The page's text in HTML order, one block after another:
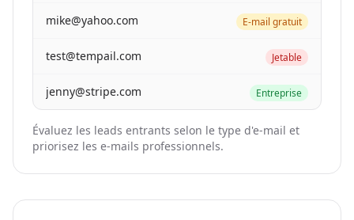
mike@yahoo.com E-mail gratuit
test@tempail.com Jetable
jenny@stripe.com Entreprise
Évaluez les leads entrants selon le type d'e-mail et
priorisez les e-mails professionnels.